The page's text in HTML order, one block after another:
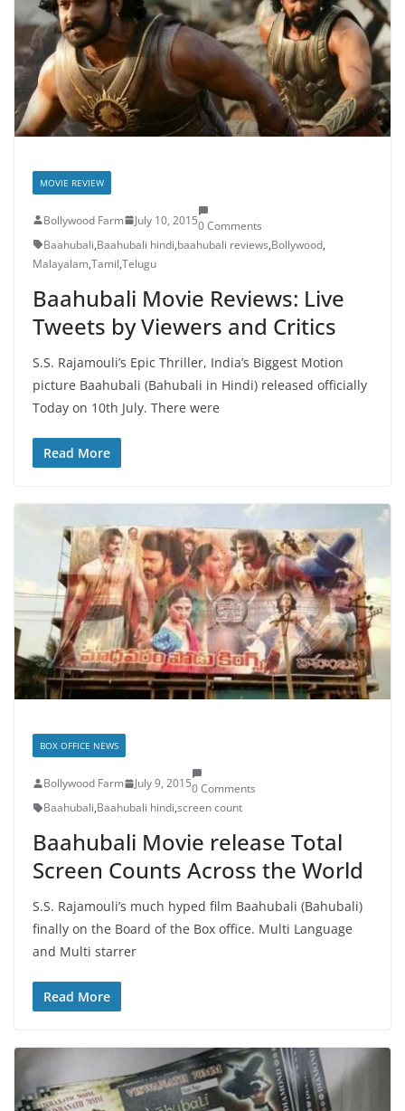
MOVIE REVIEW
Bollywood Farm July 10, 20150 Comments
Baahubali,Baahubali hindi,baahubali reviews,Bollywood,
Malayalam,Tamil,Telugu
Baahubali Movie Reviews: Live
Tweets by Viewers and Critics
S.S. Rajamouli’s Epic Thriller, India’s Biggest Motion
picture Baahubali (Bahubali in Hindi) released officially
Today on 10th July. There were
Read More
BOX OFFICE NEWS
Bollywood Farm July 9, 20150 Comments
Baahubali,Baahubali hindi,screen count
Baahubali Movie release Total
Screen Counts Across the World
S.S. Rajamouli’s much hyped film Baahubali (Bahubali)
finally on the Board of the Box office. Multi Language
and Multi starrer
Read More